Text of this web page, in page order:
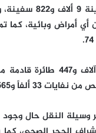
ولفت إلى أنه تم رش
و١٢ ألفاً و٤٤ سفينة.
وسيلة النقل حال